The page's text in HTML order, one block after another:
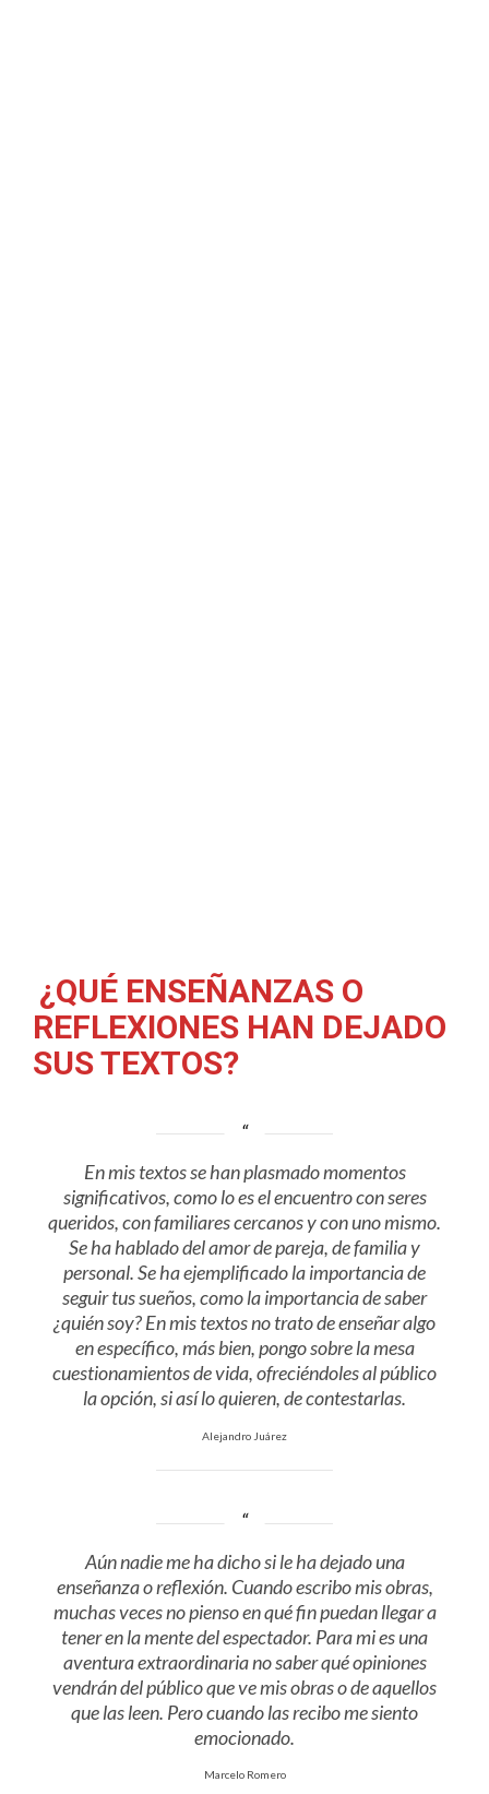
¿QUÉ ENSEÑANZAS O
REFLEXIONES HAN DEJADO
SUS TEXTOS?
En mis textos se han plasmado momentos
significativos, como lo es el encuentro con seres
queridos, con familiares cercanos y con uno mismo.
Se ha hablado del amor de pareja, de familia y
personal. Se ha ejemplificado la importancia de
seguir tus sueños, como la importancia de saber
¿quién soy? En mis textos no trato de enseñar algo
en específico, más bien, pongo sobre la mesa
cuestionamientos de vida, ofreciéndoles al público
la opción, si así lo quieren, de contestarlas.
Alejandro Juárez
Aún nadie me ha dicho si le ha dejado una
enseñanza o reflexión. Cuando escribo mis obras,
muchas veces no pienso en qué fin puedan llegar a
tener en la mente del espectador. Para mi es una
aventura extraordinaria no saber qué opiniones
vendrán del público que ve mis obras o de aquellos
que las leen. Pero cuando las recibo me siento
emocionado.
Marcelo Romero